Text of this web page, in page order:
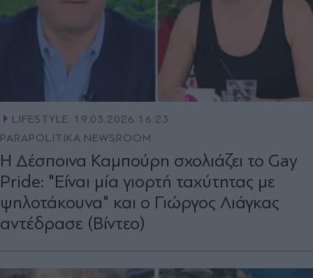
LIFESTYLE
19.03.2026 16:23
PARAPOLITIKA NEWSROOM
Η Δέσποινα Καμπούρη σχολιάζει το Gay
Pride: "Είναι μία γιορτή ταχύτητας με
ψηλοτάκουνα" και ο Γιώργος Λιάγκας
αντέδρασε (Βίντεο)